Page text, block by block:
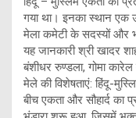
गया था। इनका स्थान एक
मेला कमेटी के सदस्यों और
यह जानकारी श्री खादर
बंशीधर रुण्डला, गोमा
मेले की विशेषताएं: हिंदू-
बीच एकता और सौहार्द